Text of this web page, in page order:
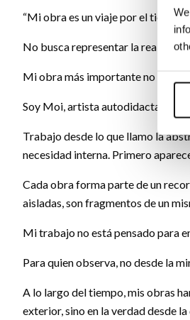
“Mi obra es un viaje por el tiempo
No busca representar la realidad,
Mi obra más importante no es una
Soy Moi, artista autodidacta.
Trabajo desde lo que llamo la
necesidad interna. Primero
Cada obra forma parte de un
aisladas, son fragmentos de un
Mi trabajo no está pensado para
Para quien observa, no desde la
A lo largo del tiempo, mis obras
exterior, sino en la verdad desde